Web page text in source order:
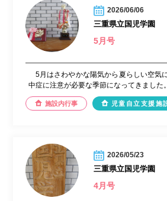
2026/06/06
三重県立国児学園
5月号
5月はさわやかな陽気から夏らしい空気
中症に注意が必要な季節になってきました
施設内行事 児童自立支援施
2026/05/23
三重県立国児学園
4月号